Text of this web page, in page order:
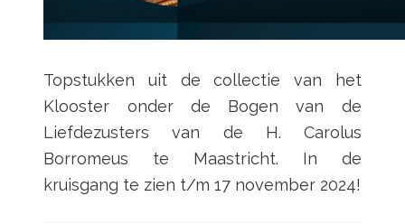
Topstukken uit de collectie van het
Klooster onder de Bogen van de
Liefdezusters van de H. Carolus
Borromeus te Maastricht. In de
kruisgang te zien t/m 17 november 2024!